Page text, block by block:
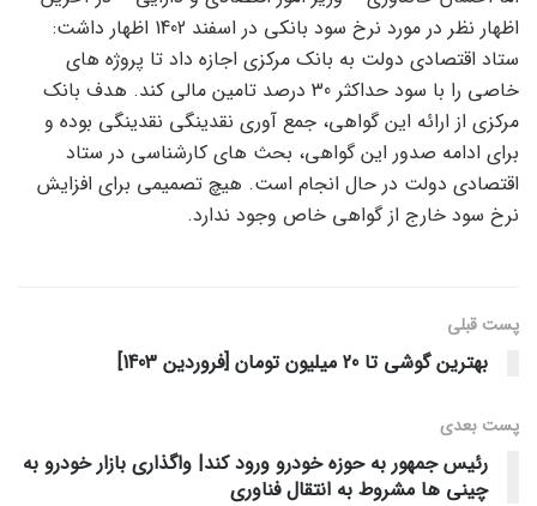
اظهار نظر در مورد نرخ سود بانکی در اسفند 1402 اظهار داشت:
ستاد اقتصادی دولت به بانک مرکزی اجازه داد تا پروژه های
خاصی را با سود حداکثر 30 درصد تامین مالی کند. هدف بانک
مرکزی از ارائه این گواهی، جمع آوری نقدینگی نقدینگی بوده و
برای ادامه صدور این گواهی، بحث های کارشناسی در ستاد
اقتصادی دولت در حال انجام است. هیچ تصمیمی برای افزایش
نرخ سود خارج از گواهی خاص وجود ندارد.
پست قبلی
بهترین گوشی تا 20 میلیون تومان [فروردین 1403]
پست‌ بعدی
رئیس جمهور به حوزه خودرو ورود کند| واگذاری بازار خودرو به
چینی ها مشروط به انتقال فناوری